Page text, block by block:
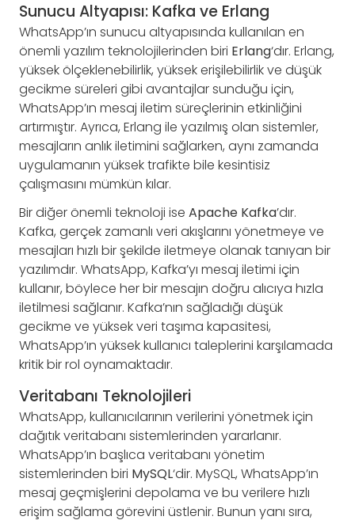
Sunucu Altyapısı: Kafka ve Erlang
WhatsApp’ın sunucu altyapısında kullanılan en
önemli yazılım teknolojilerinden biri Erlang‘dır. Erlang,
yüksek ölçeklenebilirlik, yüksek erişilebilirlik ve düşük
gecikme süreleri gibi avantajlar sunduğu için,
WhatsApp’ın mesaj iletim süreçlerinin etkinliğini
artırmıştır. Ayrıca, Erlang ile yazılmış olan sistemler,
mesajların anlık iletimini sağlarken, aynı zamanda
uygulamanın yüksek trafikte bile kesintisiz
çalışmasını mümkün kılar.
Bir diğer önemli teknoloji ise Apache Kafka’dır.
Kafka, gerçek zamanlı veri akışlarını yönetmeye ve
mesajları hızlı bir şekilde iletmeye olanak tanıyan bir
yazılımdır. WhatsApp, Kafka’yı mesaj iletimi için
kullanır, böylece her bir mesajın doğru alıcıya hızla
iletilmesi sağlanır. Kafka’nın sağladığı düşük
gecikme ve yüksek veri taşıma kapasitesi,
WhatsApp’ın yüksek kullanıcı taleplerini karşılamada
kritik bir rol oynamaktadır.
Veritabanı Teknolojileri
WhatsApp, kullanıcılarının verilerini yönetmek için
dağıtık veritabanı sistemlerinden yararlanır.
WhatsApp’ın başlıca veritabanı yönetim
sistemlerinden biri MySQL‘dir. MySQL, WhatsApp’ın
mesaj geçmişlerini depolama ve bu verilere hızlı
erişim sağlama görevini üstlenir. Bunun yanı sıra,